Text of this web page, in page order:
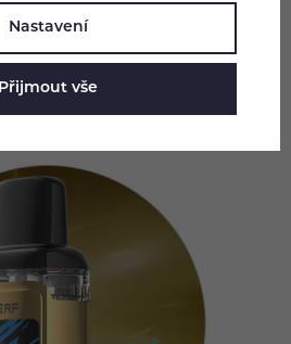
na vyšší úroveň. Jedná se
řešení pro milovníky tuhého i
Nastavení
Přijmout vše